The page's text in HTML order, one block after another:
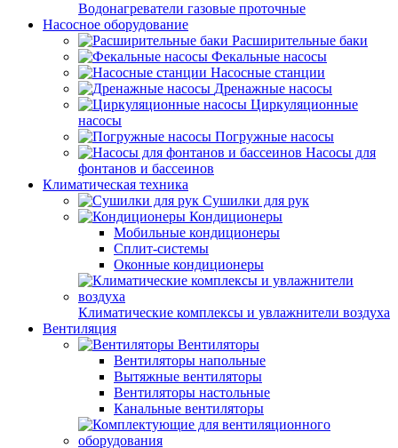
Водонагреватели газовые проточные
Насосное оборудование
Расширительные баки
Фекальные насосы
Насосные станции
Дренажные насосы
Циркуляционные
насосы
Погружные насосы
Насосы для
фонтанов и бассеинов
Климатическая техника
Сушилки для рук
Кондиционеры
Мобильные кондиционеры
Сплит-системы
Оконные кондиционеры
Климатические комплексы и увлажнители воздуха
Вентиляция
Вентиляторы
Вентиляторы напольные
Вытяжные вентиляторы
Вентиляторы настольные
Канальные вентиляторы